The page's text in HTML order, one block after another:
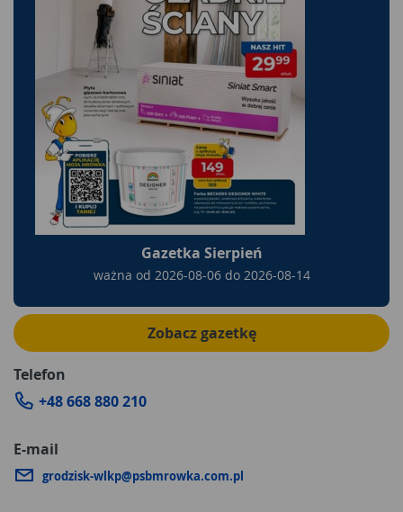
Gazetka Sierpień
ważna od 2026-08-06do 2026-08-14
Zobacz gazetkę
Telefon
+48 668 880 210
E-mail
grodzisk-wlkp@psbmrowka.com.pl